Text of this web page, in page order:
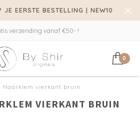
JE EERSTE BESTELLING | NEW10
verzending vanaf €50- !
0
Haarklem vierkant bruin
VIERKANT BRUIN